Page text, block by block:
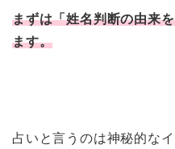
まずは「姓名判断の由来
ます。
占いと言うのは神秘的な